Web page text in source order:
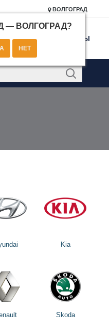
ВОЛГОГРАД
— ВОЛГОГРАД?
КОНТАКТЫ
Kia
Skoda